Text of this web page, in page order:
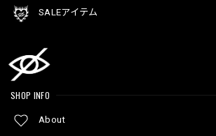
SALEアイテム
SHOP INFO
About